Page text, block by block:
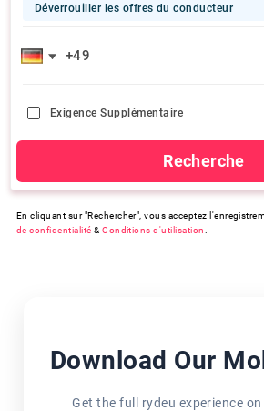
Déverrouiller les offres du conducteur
Exigence Supplémentaire
Recherche
En cliquant sur "Rechercher", vous acceptez
de confidentialité &Conditions d'utilisation
Download Our
Get the full rydeu experience